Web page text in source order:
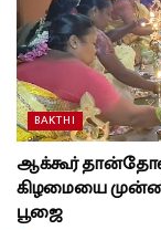
BAKTHI
ஆக்கூர்
கிழமையை
பூஜை